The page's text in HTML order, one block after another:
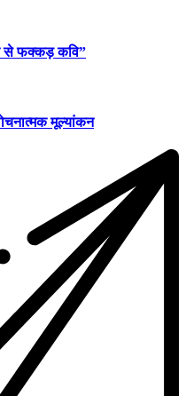
से फक्कड़ कवि”
मूल्यांकन